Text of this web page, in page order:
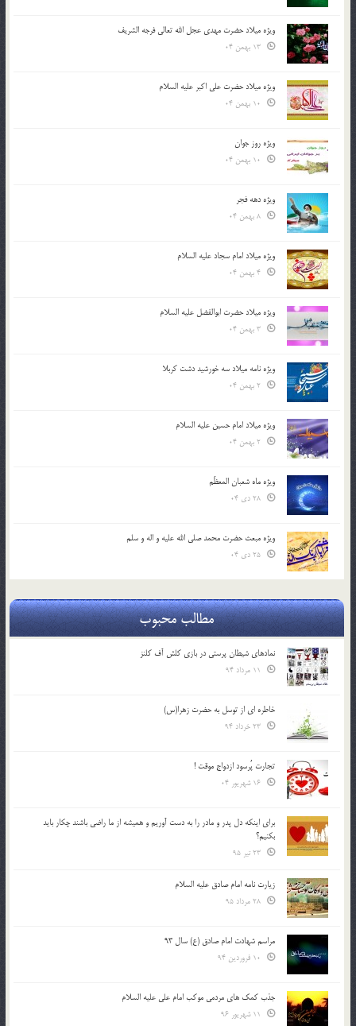
ویژه میلاد حضرت مهدی عجل الله تعالی فرجه الشريف
ویژه میلاد حضرت علی اکبر علیه السلام
ویژه روز جوان
ویژه دهه فجر
ویژه میلاد امام سجاد علیه السلام
ویژه میلاد حضرت ابوالفضل علیه السلام
ویژه نامه میلاد سه خورشید دشت کربلا
ویژه میلاد امام حسین علیه السلام
ویژه ماه شعبان المعظّم
ویژه مبعث حضرت محمد صلی الله علیه و اله و سلم
مطالب محبوب
نمادهای شیطان پرستی در بازی کلش آف کلنز
خاطره ای از توسل به حضرت زهرا(س)
تجارت پُرسود ازدواج موقت !
براي اينكه دل پدر و مادر را به دست آوريم و هميشه از ما راضي باشند چكار بايد
بكنيم؟
زیارت نامه امام صادق علیه السلام
مراسم شهادت امام صادق (ع) سال 93
جذب کمک های مردمی موکب امام علی علیه السلام